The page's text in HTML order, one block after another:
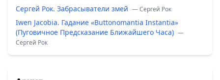
Сергей Рок. Забрасыватели змей — Сергей Рок
Iwen Jacobia. Гадание «Buttonomantia Instantia»
(Пуговичное Предсказание Ближайшего Часа) —
Сергей Рок